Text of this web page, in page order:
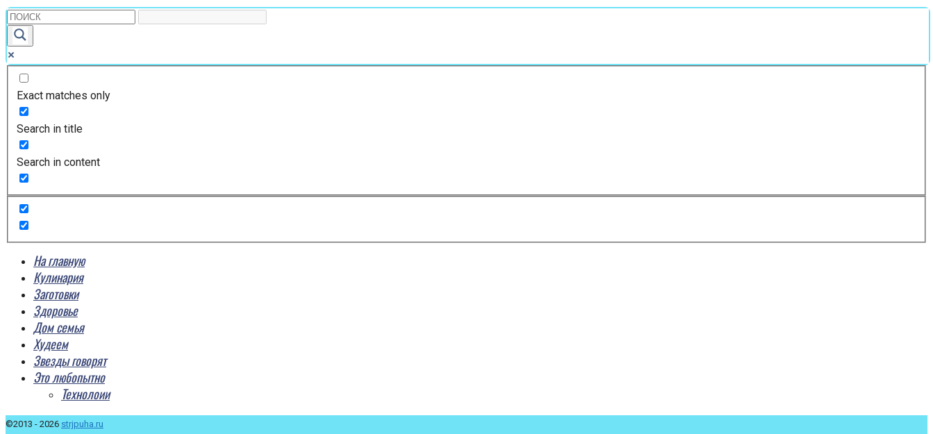
Exact matches only
Search in title
Search in content
На главную
Кулинария
Заготовки
Здоровье
Дом семья
Худеем
Звезды говорят
Это любопытно
Технолоии
©2013 - 2026 strjpuha.ru